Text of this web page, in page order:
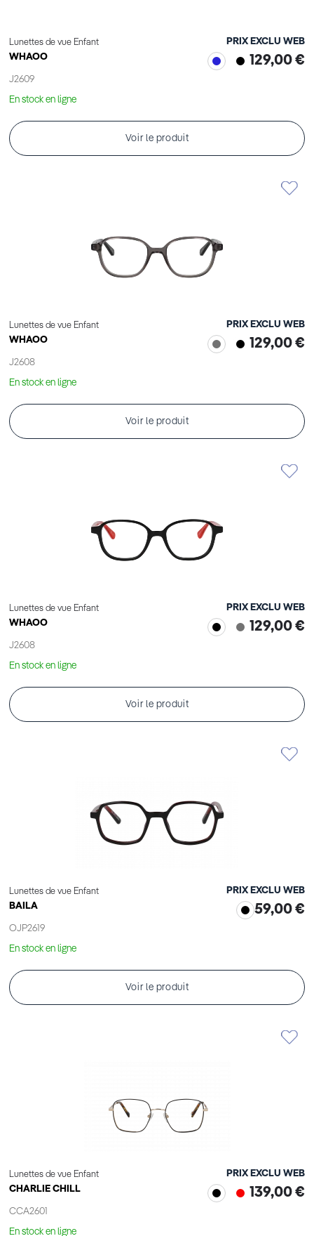
Lunettes de vue Enfant
WHAOO
J2609
PRIX EXCLU WEB
129,00 €
En stock en ligne
Voir le produit
Lunettes de vue Enfant
WHAOO
J2608
PRIX EXCLU WEB
129,00 €
En stock en ligne
Voir le produit
Lunettes de vue Enfant
WHAOO
J2608
PRIX EXCLU WEB
129,00 €
En stock en ligne
Voir le produit
Lunettes de vue Enfant
BAILA
OJP2619
PRIX EXCLU WEB
59,00 €
En stock en ligne
Voir le produit
Lunettes de vue Enfant
CHARLIE CHILL
CCA2601
PRIX EXCLU WEB
139,00 €
En stock en ligne